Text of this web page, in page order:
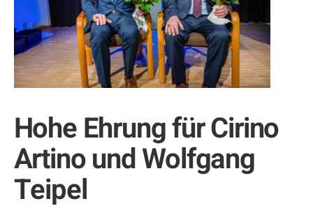
Hohe Ehrung für Cirino
Artino und Wolfgang
Teipel